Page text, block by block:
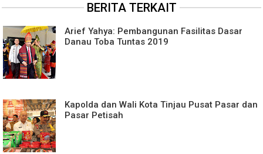
BERITA TERKAIT
Arief Yahya: Pembangunan Fasilitas Dasar
Danau Toba Tuntas 2019
Kapolda dan Wali Kota Tinjau Pusat Pasar dan
Pasar Petisah